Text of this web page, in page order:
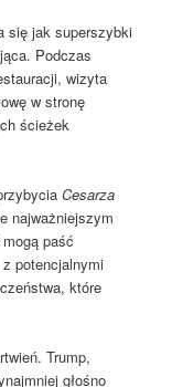
się jak superszybki
Podczas
wizyta
w stronę
ścieżek
Cesarza
najważniejszym
paść
potencjalnymi
które
Trump,
głośno